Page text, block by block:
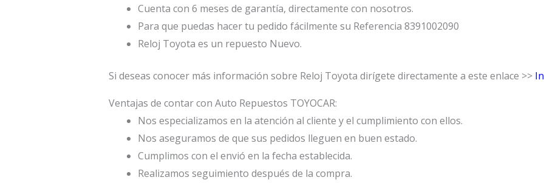
Cuenta con 6 meses de garantía, directamente con nosotros.
Para que puedas hacer tu pedido fácilmente su Referencia 8391002090
Reloj Toyota es un repuesto Nuevo.
Si deseas conocer más información sobre Reloj Toyota dirígete directamente a este enlace >>
Ventajas de contar con Auto Repuestos TOYOCAR:
Nos especializamos en la atención al cliente y el cumplimiento con ellos.
Nos aseguramos de que sus pedidos lleguen en buen estado.
Cumplimos con el envió en la fecha establecida.
Realizamos seguimiento después de la compra.